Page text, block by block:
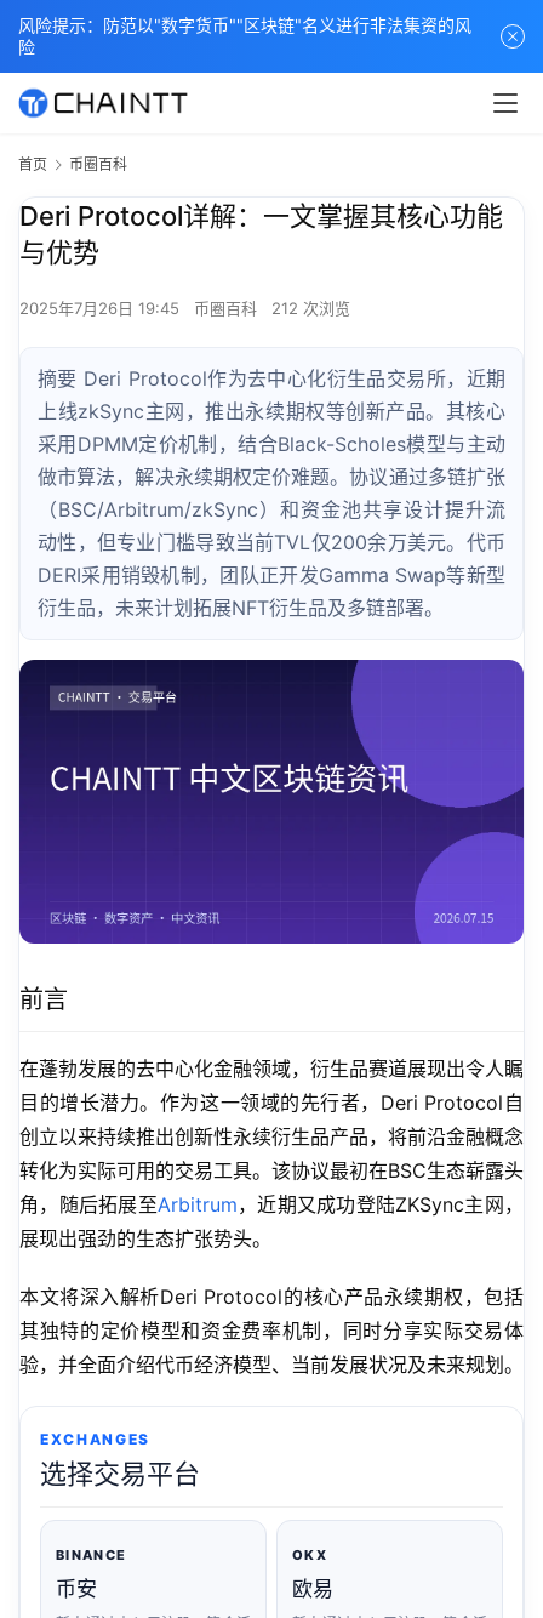
首页 币圈百科
Deri Protocol详解：一文掌握其核心功能
与优势
2025年7月26日 19:45 币圈百科 212 次浏览
摘要 Deri Protocol作为去中心化衍生品交易所，近期
上线zkSync主网，推出永续期权等创新产品。其核心
采用DPMM定价机制，结合Black-Scholes模型与主动
做市算法，解决永续期权定价难题。协议通过多链扩张
（BSC/Arbitrum/zkSync）和资金池共享设计提升流
动性，但专业门槛导致当前TVL仅200余万美元。代币
DERI采用销毁机制，团队正开发Gamma Swap等新型
衍生品，未来计划拓展NFT衍生品及多链部署。
前言
在蓬勃发展的去中心化金融领域，衍生品赛道展现出令人瞩
目的增长潜力。作为这一领域的先行者，Deri Protocol自
创立以来持续推出创新性永续衍生品产品，将前沿金融概念
转化为实际可用的交易工具。该协议最初在BSC生态崭露头
角，随后拓展至Arbitrum，近期又成功登陆ZKSync主网，
展现出强劲的生态扩张势头。
本文将深入解析Deri Protocol的核心产品永续期权，包括
其独特的定价模型和资金费率机制，同时分享实际交易体
验，并全面介绍代币经济模型、当前发展状况及未来规划。
EXCHANGES
选择交易平台
BINANCE
币安
OKX
欧易
风险提示：防范以"数字货币""区块链"名义进行非法集资的风
险